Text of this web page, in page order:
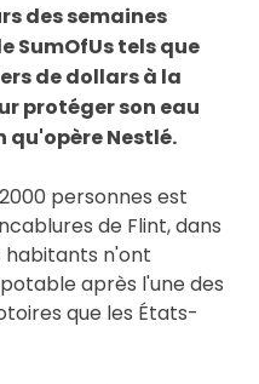
des semaines
SumOfUs tels que
de dollars à la
protéger son eau
Nestlé.
personnes est
de Flint, dans
habitants n'ont
après l'une des
que les États-